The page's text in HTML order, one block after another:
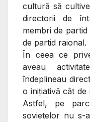
cultură să
directorii de
membri de
de partid raional.
În ceea ce
aveau
îndeplineau
o iniţiativă cât de
Astfel, pe
sovietelor nu s-